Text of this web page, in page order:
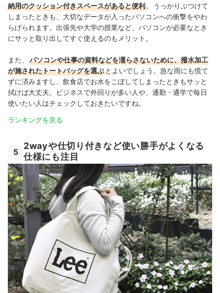
納用のクッション付きスペースがあると便利。うっかりぶつけて
しまったときも、大切なデータが入ったパソコンへの衝撃をやわ
らげられます。出張先や大学の授業など、パソコンが必要なとき
にサッと取り出してすぐ使えるのもメリット。
また、
パソコンや仕事の資料などを濡らさないために、撥水加工
が施されたトートバッグを選ぶ とよいでしょう。急な雨にも慌て
ずに済みますし、飲食店でお水をこぼしてしまったときもサッと
拭けば大丈夫。ビジネスで外回りが多い人や、通勤・通学で毎日
使いたい人はチェックしておきたいですね。
ランキングを見る
5
2wayや仕切り付きなど使い勝手がよくなる
仕様にも注目